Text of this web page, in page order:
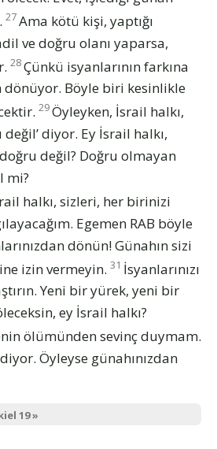
27Ama kötü kişi, yaptığı
ve doğru olanı yaparsa,
28Çünkü isyanlarının farkına
dönüyor. Böyle biri kesinlikle
29Öyleyken, İsrail halkı,
diyor. Ey İsrail halkı,
değil? Doğru olmayan
mi?
halkı, sizleri, her birinizi
Egemen RAB böyle
dönün! Günahın sizi
izin vermeyin. 31 İsyanlarınızı
Yeni bir yürek, yeni bir
ey İsrail halkı?
ölümünden sevinç duymam.
Öyleyse günahınızdan
19 »